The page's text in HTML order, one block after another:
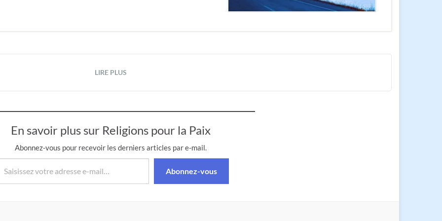
LIRE PLUS
En savoir plus sur Religions pour la Paix
Abonnez-vous pour recevoir les derniers articles par e-mail.
votre adresse e-mail…
Abonnez-vous